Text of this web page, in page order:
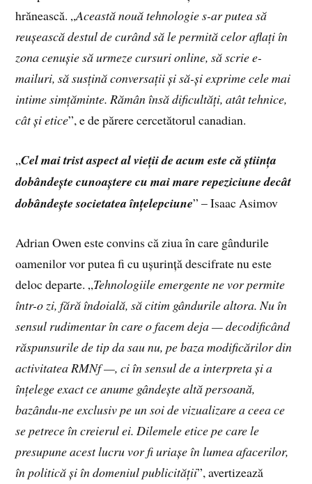
hrănească. „Această nouă tehnologie s-ar putea să
reușească destul de curând să le permită celor aflați în
zona cenușie să urmeze cursuri online, să scrie e-
mailuri, să susțină conversații și să-și exprime cele mai
intime simțăminte. Rămân însă dificultăți, atât tehnice,
cât și etice”, e de părere cercetătorul canadian.
„Cel mai trist aspect al vieții de acum este că știința
dobândește cunoaștere cu mai mare repeziciune decât
dobândește societatea înțelepciune” – Isaac Asimov
Adrian Owen este convins că ziua în care gândurile
oamenilor vor putea fi cu ușurință descifrate nu este
deloc departe. „Tehnologiile emergente ne vor permite
într-o zi, fără îndoială, să citim gândurile altora. Nu în
sensul rudimentar în care o facem deja — decodificând
răspunsurile de tip da sau nu, pe baza modificărilor din
activitatea RMNf —, ci în sensul de a interpreta și a
înțelege exact ce anume gândește altă persoană,
bazându-ne exclusiv pe un soi de vizualizare a ceea ce
se petrece în creierul ei. Dilemele etice pe care le
presupune acest lucru vor fi uriașe în lumea afacerilor,
în politică și în domeniul publicității”, avertizează